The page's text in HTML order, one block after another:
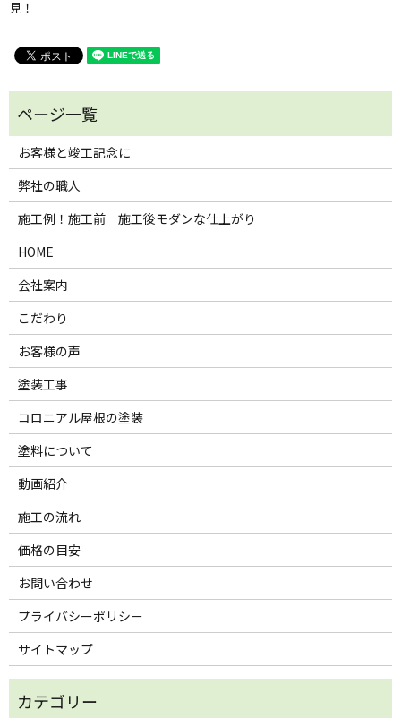
見！
お客様と竣工記念に
弊社の職人
施工例！施工前 施工後モダンな仕上がり
HOME
会社案内
こだわり
お客様の声
塗装工事
コロニアル屋根の塗装
塗料について
動画紹介
施工の流れ
価格の目安
お問い合わせ
プライバシーポリシー
サイトマップ